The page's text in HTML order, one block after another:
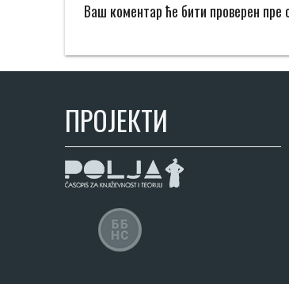
Ваш коментар ће бити проверен пре
ПРОЈЕКТИ